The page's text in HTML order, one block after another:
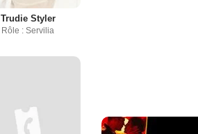
Trudie Styler
Rôle : Servilia